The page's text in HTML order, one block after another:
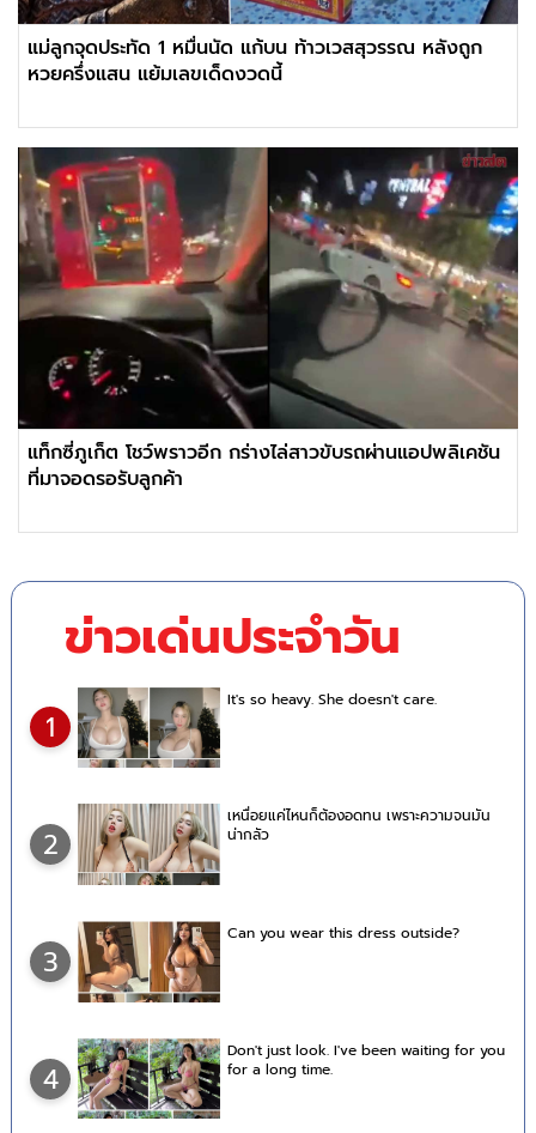
แม่ลูกจุดประทัด 1 หมื่นนัด แก้บน ท้าวเวสสุวรรณ หลังถูก
หวยครึ่งแสน แย้มเลขเด็ดงวดนี้
แท็กซี่ภูเก็ต โชว์พราวอีก กร่างไล่สาวขับรถผ่านแอปพลิเคชัน
ที่มาจอดรอรับลูกค้า
ข่าวเด่นประจำวัน
1
It's so heavy. She doesn't care.
2
เหนื่อยแค่ไหนก็ต้องอดทน เพราะความจนมัน
น่ากลัว
3
Can you wear this dress outside?
4
Don't just look. I've been waiting for you
for a long time.